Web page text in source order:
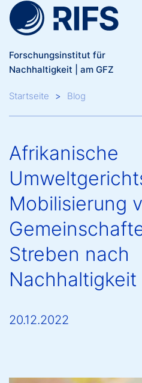
Direkt zum Inhalt
Forschungsinstitut für
Nachhaltigkeit | am GFZ
Breadcrumb
Startseite Blog
Afrikanische
Mobilisierung
Streben nach
Nachhaltigkeit
20.12.2022